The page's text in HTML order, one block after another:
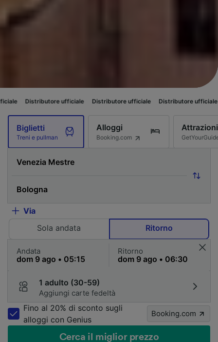
ufficiale Distributore ufficiale Distributore ufficiale Distributore
Biglietti
Treni e pullman
Alloggi
Booking.com
Attrazioni
Via
Sola andata
Ritorno
Andata Ritorno
1 adulto (30-59)
Aggiungi carte fedeltà
Fino al 20% di sconto sugli
alloggi con Genius
Booking.com
Cerca il miglior prezzo